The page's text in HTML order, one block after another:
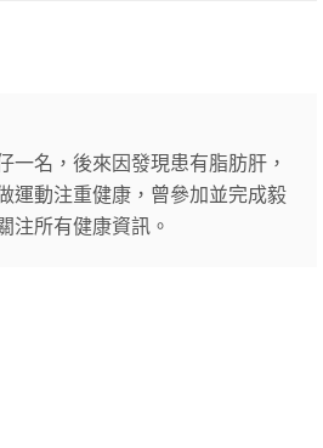
一名，後來因發現患有脂肪肝，
運動注重健康，曾參加並完成毅
注所有健康資訊。